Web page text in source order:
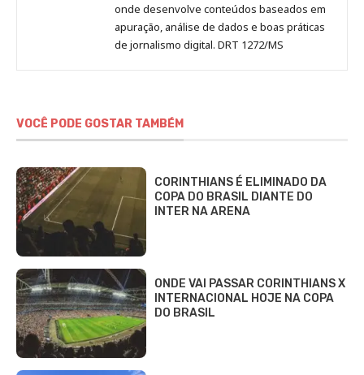
onde desenvolve conteúdos baseados em
apuração, análise de dados e boas práticas
de jornalismo digital. DRT 1272/MS
VOCÊ PODE GOSTAR TAMBÉM
CORINTHIANS É ELIMINADO DA
COPA DO BRASIL DIANTE DO
INTER NA ARENA
ONDE VAI PASSAR CORINTHIANS X
INTERNACIONAL HOJE NA COPA
DO BRASIL